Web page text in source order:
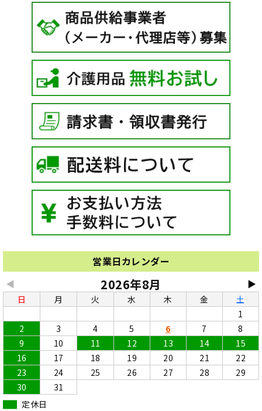
営業日カレンダー
◀ ▶
2026年8月
日 月 火 水 木 金
土
1
2
3 4 5 6 7
8
9
10 11 12 13 14
15
16
17 18 19 20 21
22
23
24 25 26 27 28
29
30
31
定休日